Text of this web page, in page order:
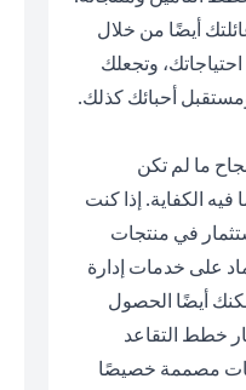
أيضًا من خلال
وتجعلك
أحبائك كذلك.
لم تكن
إذا كنت
في منتجات
خدمات إدارة
الحصول
التقاعد
مصممة خصيصًا